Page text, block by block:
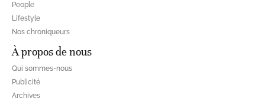
People
Lifestyle
Nos chroniqueurs
À propos de nous
Qui sommes-nous
Publicité
Archives